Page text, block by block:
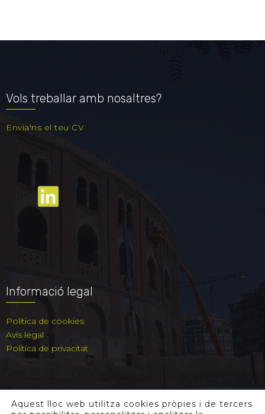
Vols treballar amb nosaltres?
Envia'ns el teu CV
Informació legal
Política de cookies
Avís legal
Política de privacitat
Aquest lloc web utilitza cookies pròpies i de tercers